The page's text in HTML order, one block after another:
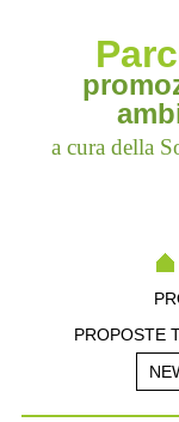
a cura della
PROPOSTE